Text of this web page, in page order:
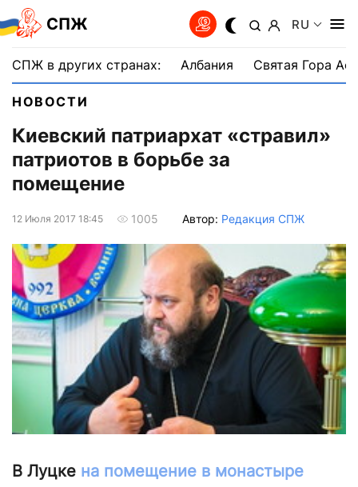
СПЖ RU
СПЖ в других странах: Албания Святая Гора
НОВОСТИ
Киевский патриархат «стравил»
патриотов в борьбе за
помещение
12 Июля 2017 18:45 1005 Автор: Редакция СПЖ
В Луцке на помещение в монастыре